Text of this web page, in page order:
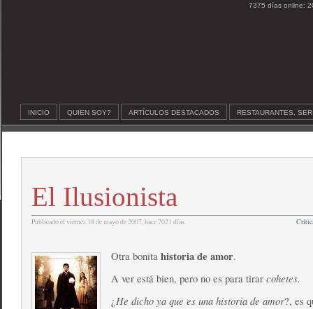
7375 días online:
INICIO QUIEN SOY? ARTÍCULOS DESTACADOS RESTAURANTES,
El Ilusionista
Publicado el viernes 18 de mayo de 2007, hace 7021 días.
Otra bonita historia de amor.
A ver está bien, pero no es para tirar cohetes.
¿He dicho ya que es una historia de amor?, es